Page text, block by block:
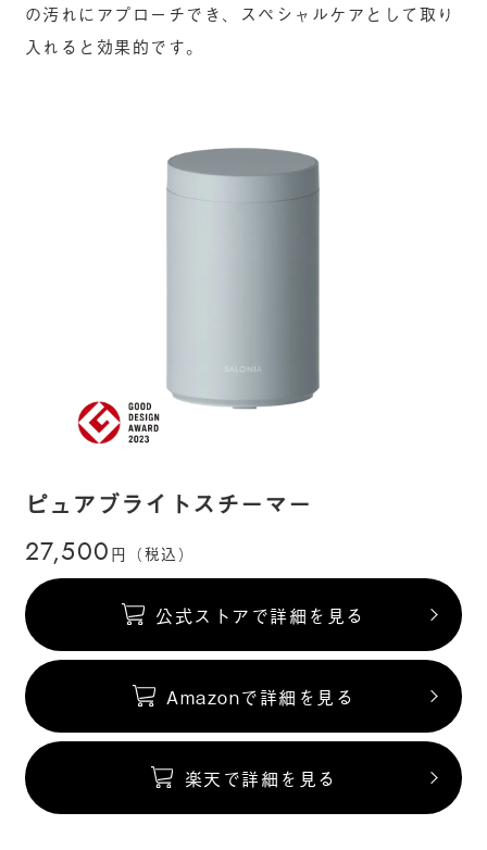
の汚れにアプローチでき、スペシャルケアとして取り
入れると効果的です。
ピュアブライトスチーマー
27,500 円（税込）
公式ストアで詳細を見る
Amazonで詳細を見る
楽天で詳細を見る